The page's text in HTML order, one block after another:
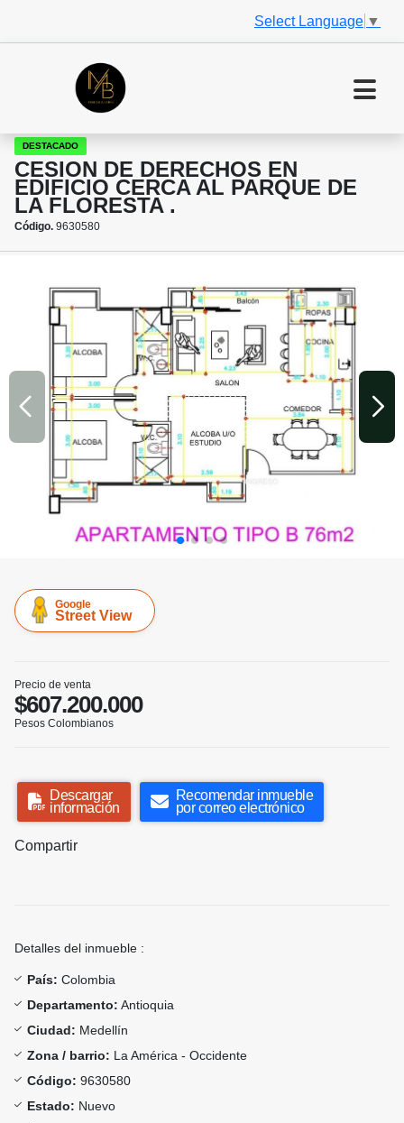
Select Language ▼
DESTACADO
CESION DE DERECHOS EN
EDIFICIO CERCA AL PARQUE DE
LA FLORESTA .
Código. 9630580
Google
Street View
Precio de venta
$607.200.000
Pesos Colombianos
Descargar
información
Recomendar inmueble
por correo electrónico
Compartir
Detalles del inmueble :
País: Colombia
Departamento: Antioquia
Ciudad: Medellín
Zona / barrio: La América - Occidente
Código: 9630580
Estado: Nuevo